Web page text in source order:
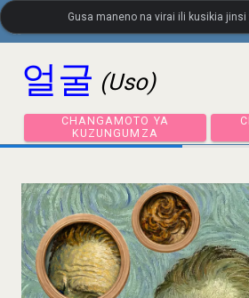
LanguageGuide.org• Msamiati
얼굴 (Uso)
CHANGAMOTO YA
KUZUNGUMZA
Gusa maneno na virai ili kusikia